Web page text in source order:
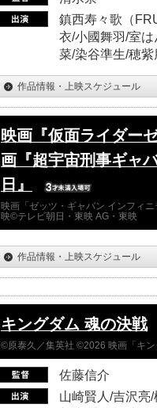
鎮西寿々歌（
衣/小國舞羽/室
菜/染谷準生/穂
作品情報・上映スケジュール
映画『仮面ライダー
画『超宇宙刑事ギャ
日』
映画「ゼッツ・ギャバン インフィ
映©テレビ朝日・東映 AG・東映
作品情報・上映スケジュール
キングダム 魂の決戦
©原泰久／集英社 ©2026 映画「キ
佐藤信介
山崎賢人/吉沢亮